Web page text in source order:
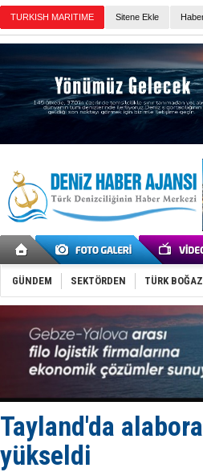
Sitene Ekle
GÜNDEM SEKTÖRDEN TÜRK
Tayland'da
yükseldi